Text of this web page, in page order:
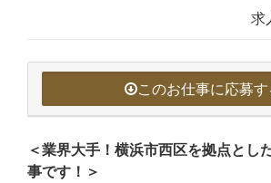
求
このお仕事に応募す
＜業界大手！横浜市西区を拠点とし
事です！＞